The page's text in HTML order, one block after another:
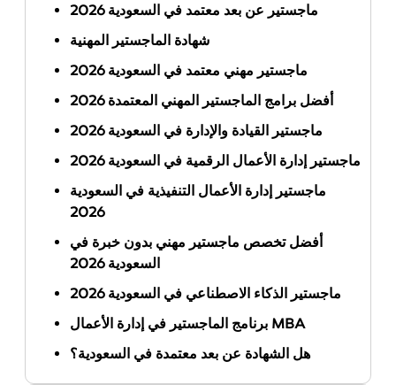
ماجستير عن بعد معتمد في السعودية 2026
شهادة الماجستير المهنية
ماجستير مهني معتمد في السعودية 2026
أفضل برامج الماجستير المهني المعتمدة 2026
ماجستير القيادة والإدارة في السعودية 2026
ماجستير إدارة الأعمال الرقمية في السعودية 2026
ماجستير إدارة الأعمال التنفيذية في السعودية
2026
أفضل تخصص ماجستير مهني بدون خبرة في
السعودية 2026
ماجستير الذكاء الاصطناعي في السعودية 2026
برنامج الماجستير في إدارة الأعمال MBA
هل الشهادة عن بعد معتمدة في السعودية؟